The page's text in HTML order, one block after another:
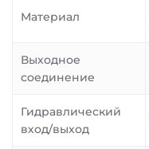
Материал
Выходное
соединение
Гидравлический
вход/выход